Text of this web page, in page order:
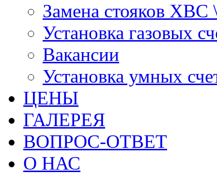
Замена стояков
Установка газовых
Вакансии
Установка умных
ЦЕНЫ
ГАЛЕРЕЯ
ВОПРОС-ОТВЕТ
О НАС